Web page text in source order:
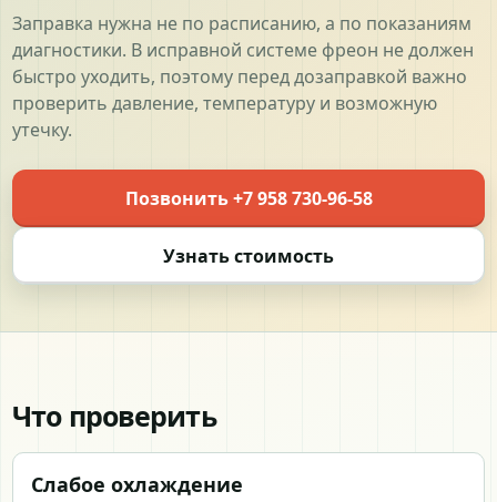
Заправка нужна не по расписанию, а по показаниям
диагностики. В исправной системе фреон не должен
быстро уходить, поэтому перед дозаправкой важно
проверить давление, температуру и возможную
утечку.
Позвонить +7 958 730-96-58
Узнать стоимость
Что проверить
Слабое охлаждение